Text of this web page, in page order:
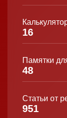
16
Памятки
48
Статьи от
951